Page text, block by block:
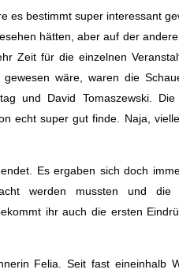
es bestimmt super interessant
hätten, aber auf der
Zeit für die einzelnen
wäre, waren die
und David Tomaszewski. Die
echt super gut finde. Naja,
Es ergaben sich doch
werden mussten und die
ihr auch die ersten
Felia. Seit fast eineinhalb